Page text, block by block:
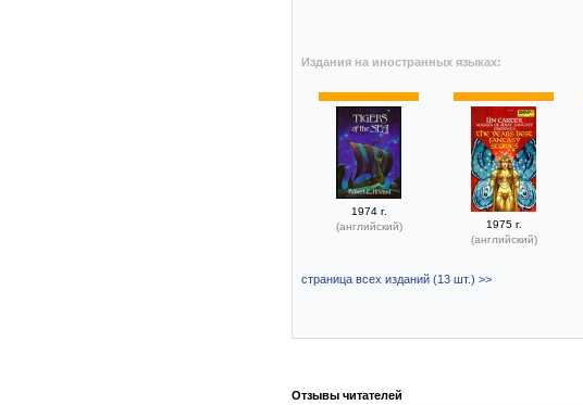
Издания на иностранных языках:
1974 г.
(английский)
1975 г.
(английский)
страница всех изданий (13 шт.) >>
Отзывы читателей